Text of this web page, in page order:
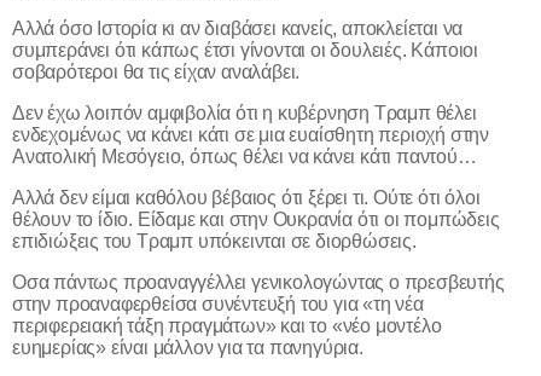
Αλλά όσο Ιστορία κι αν διαβάσει κανείς, αποκλείεται να
συμπεράνει ότι κάπως έτσι γίνονται οι δουλειές. Κάποιοι
σοβαρότεροι θα τις είχαν αναλάβει.
Δεν έχω λοιπόν αμφιβολία ότι η κυβέρνηση Τραμπ θέλει
ενδεχομένως να κάνει κάτι σε μια ευαίσθητη περιοχή στην
Ανατολική Μεσόγειο, όπως θέλει να κάνει κάτι παντού…
Αλλά δεν είμαι καθόλου βέβαιος ότι ξέρει τι. Ούτε ότι όλοι
θέλουν το ίδιο. Είδαμε και στην Ουκρανία ότι οι πομπώδεις
επιδιώξεις του Τραμπ υπόκεινται σε διορθώσεις.
Οσα πάντως προαναγγέλλει γενικολογώντας ο πρεσβευτής
στην προαναφερθείσα συνέντευξή του για «τη νέα
περιφερειακή τάξη πραγμάτων» και το «νέο μοντέλο
ευημερίας» είναι μάλλον για τα πανηγύρια.